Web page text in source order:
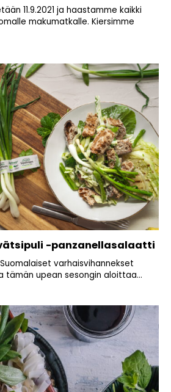
11.9.2021 ja haastamme kaikki
makumatkalle. Kiersimme
-panzanellasalaatti
varhaisvihannekset
tämän upean sesongin aloittaa...